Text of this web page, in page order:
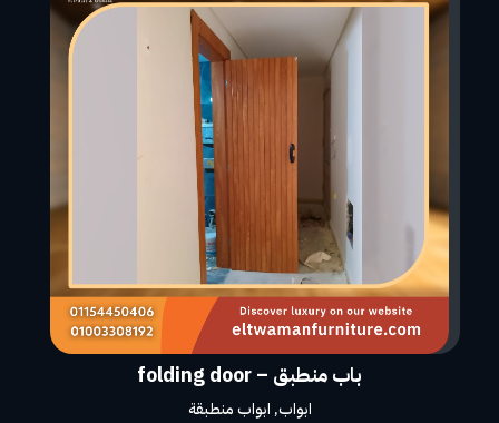
باب منطبق – folding door
ابواب,ابواب منطبقة